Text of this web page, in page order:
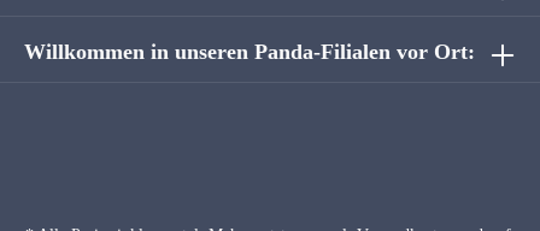
Willkommen in unseren Panda-Filialen vor Ort: